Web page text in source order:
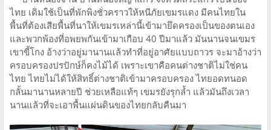
ไทย เดิมใช้เป็นที่พักพิงชั่วคราวให้หนีภัยเขมรแดง มีคนไทยใน
พื้นที่ต้องเสียพื้นที่นาให้เขมรเหล่านี้เข้ามายึดครองเป็นของตนเอง
และพวกพ้องที่อพยพกันเข้ามาเกือบ 40 ปีมาแล้ว มันนานจนเขมร
เขาขี้โกง อ้างว่าอยู่มานานแล้วทำที่อยู่อาศัยแบบถาวร จะมาอ้างว่า
ครอบครองปรปักษ์ก็คงไม้ได้ เพราะเขาคือคนต่างชาติไม่ใช่คน
ไทย ไทยไม่ได้ให้สิทธิ์ต่างชาติเข้ามาครอบครอง ไทยอดทนอด
กลั้นมานานหลายปี ช่วยเหลือแท้ๆ เขมรยังรุกล้ำ แล้วมันถึงเวลา
นานแล้วที่จะเอาพื้นแผ่นดินของไทยกลับคืนมา